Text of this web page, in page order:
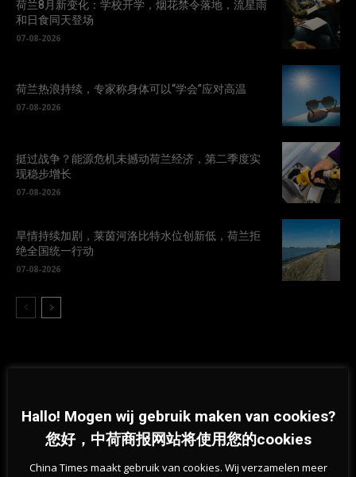
荷兰8月新变化：学校开学，烟花禁令落地，流星雨
和日食同天登场
07-08-2026
荷兰热浪持续，专家称身体可以“学会”应对高温
07-08-2026
挺过战争？能源危机未撼动荷兰经济，第二季度实
现稳步增长
07-08-2026
旱情持续加剧，莱茵河洛比特水位创新低，荷兰拒
绝全国统一行动
07-08-2026
Previous article
戴口罩了，而荷兰准备“头铁”到
Next article
Hallo! Mogen wij gebruik maken van cookies?
您好，中荷商报网站将使用您的cookies
China Times maakt gebruik van cookies. Wij verzamelen meer